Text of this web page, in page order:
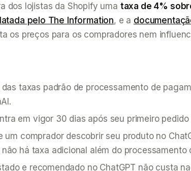
dos lojistas da Shopify uma taxa de 4%
pelo The Information, e a
os preços para os compradores nem
taxas padrão de processamento de
em vigor 30 dias após seu primeiro
um comprador descobrir seu produto no
há taxa adicional além do processamento
e recomendado no ChatGPT não custa